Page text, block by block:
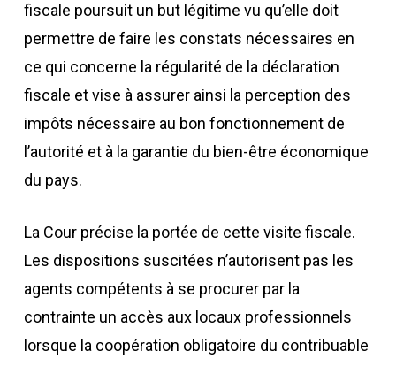
fiscale poursuit un but légitime vu qu’elle doit
permettre de faire les constats nécessaires en
ce qui concerne la régularité de la déclaration
fiscale et vise à assurer ainsi la perception des
impôts nécessaire au bon fonctionnement de
l’autorité et à la garantie du bien-être économique
du pays.
La Cour précise la portée de cette visite fiscale.
Les dispositions suscitées n’autorisent pas les
agents compétents à se procurer par la
contrainte un accès aux locaux professionnels
lorsque la coopération obligatoire du contribuable